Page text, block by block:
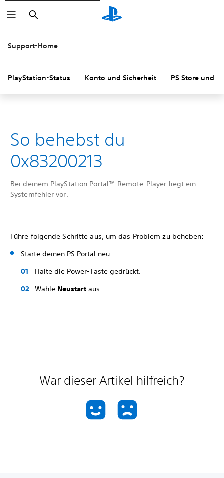
Suchen
Support-Home
PlayStation-Status Konto und Sicherheit PS Store und
So behebst du
0x83200213
Bei deinem PlayStation Portal™ Remote-Player liegt ein
Systemfehler vor.
Führe folgende Schritte aus, um das Problem zu beheben:
Starte deinen PS Portal neu.
Halte die Power-Taste gedrückt.
Wähle Neustart aus.
War dieser Artikel hilfreich?